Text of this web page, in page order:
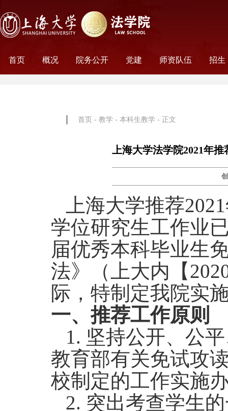
首页 概况 院务公开 党建 师资队伍 招生
首页 - 教学 - 本科生教学 - 正文
上海大学法学院2021年
上海大学推荐
学位研究生工作业
届优秀本科毕业生
法》（上大内【
际，特制定我院实
一、推荐工作原则
1. 坚持公开、公
教育部有关免试攻
校制定的工作实施
2. 突出考查学生